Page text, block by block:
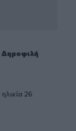
Δημοφιλή
26